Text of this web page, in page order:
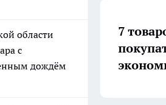
области
с
дождём
7